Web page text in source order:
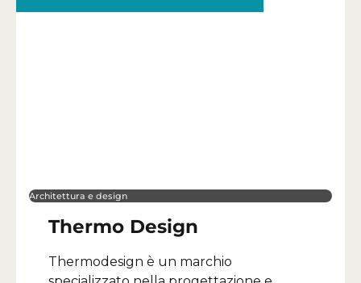
Architettura e design
Thermo Design
Thermodesign è un marchio